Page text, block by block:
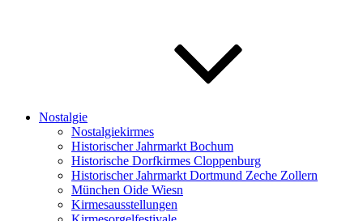
Nostalgie
Nostalgiekirmes
Historischer Jahrmarkt Bochum
Historische Dorfkirmes Cloppenburg
Historischer Jahrmarkt Dortmund Zeche Zollern
München Oide Wiesn
Kirmesausstellungen